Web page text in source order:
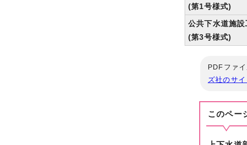
(第1号様式)
公共下水道施
(第3号様式)
PDFファ
ズ社のサ
このペー